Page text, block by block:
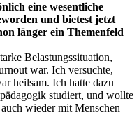
eine wesentliche
und bietest jetzt
länger ein Themenfeld
Belastungssituation,
war. Ich versuchte,
heilsam. Ich hatte dazu
studiert, und wollte
wieder mit Menschen